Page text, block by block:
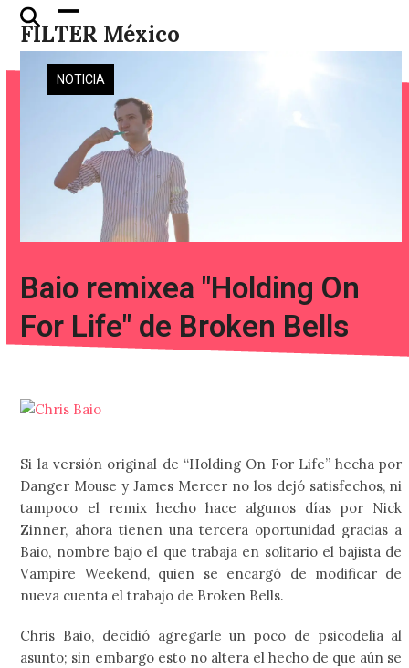
Skip
content
FILTER México
Open
mobile
menu
Close
mobile
menu
NOTICIA
Baio remixea "Holding On
For Life" de Broken Bells
Si la versión original de “Holding On For Life” hecha por
Danger Mouse y James Mercer no los dejó satisfechos, ni
tampoco el remix hecho hace algunos días por Nick
Zinner, ahora tienen una tercera oportunidad gracias a
Baio, nombre bajo el que trabaja en solitario el bajista de
Vampire Weekend, quien se encargó de modificar de
nueva cuenta el trabajo de Broken Bells.
Chris Baio, decidió agregarle un poco de psicodelia al
asunto; sin embargo esto no altera el hecho de que aún se